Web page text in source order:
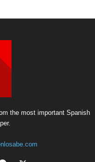
the most important Spanish